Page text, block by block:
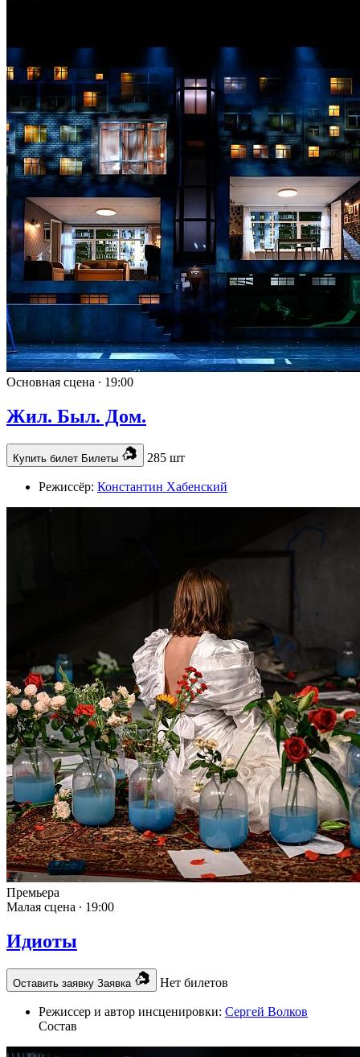
Основная сцена ∙ 19:00
Жил. Был. Дом.
Купить билет Билеты 285 шт
Режиссёр: Константин Хабенский
Премьера
Малая сцена ∙ 19:00
Идиоты
Оставить заявку Заявка Нет билетов
Режиссер и автор инсценировки: Сергей Волков
Состав